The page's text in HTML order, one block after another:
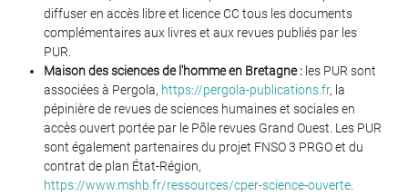
diffuser en accès libre et licence CC tous les documents
complémentaires aux livres et aux revues publiés par les
PUR.
Maison des sciences de l'homme en Bretagne : les PUR sont
associées à Pergola, https://pergola-publications.fr, la
pépinière de revues de sciences humaines et sociales en
accès ouvert portée par le Pôle revues Grand Ouest. Les PUR
sont également partenaires du projet FNSO 3 PRGO et du
contrat de plan État-Région,
https://www.mshb.fr/ressources/cper-science-ouverte.